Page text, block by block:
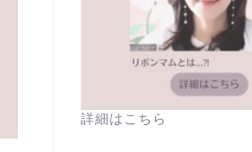
詳細はこちら